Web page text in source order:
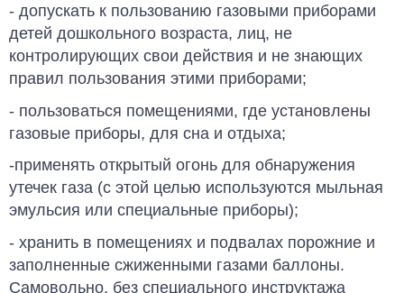
- допускать к пользованию газовыми приборами
детей дошкольного воз­раста, лиц, не
контролирующих свои действия и не знающих
правил пользования этими приборами;
- пользоваться помещениями, где уста­новлены
газовые приборы, для сна и отдыха;
-применять открытый огонь для об­наружения
утечек газа (с этой целью используются мыльная
эмульсия или специальные приборы);
- хранить в помещениях и подвалах по­рожние и
заполненные сжиженными газами баллоны.
Самовольно, без спе­циального инструктажа